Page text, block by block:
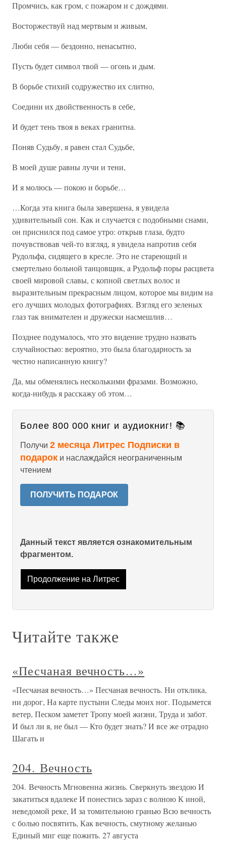
Промчись, как гром, с пожаром и с дождями.
Восторжествуй над мертвым и живым,
Люби себя — бездонно, ненасытно,
Пусть будет символ твой — огонь и дым.
В борьбе стихий содружество их слитно,
Соедини их двойственность в себе,
И будет тень твоя в веках гранитна.
Поняв Судьбу, я равен стал Судьбе,
В моей душе равны лучи и тени,
И я молюсь — покою и борьбе…
…Когда эта книга была завершена, я увидела
удивительный сон. Как и случается с подобными снами,
он приснился под самое утро: открыв глаза, будто
почувствовав чей-то взгляд, я увидела напротив себя
Рудольфа, сидящего в кресле. Это не стареющий и
смертельно больной танцовщик, а Рудольф поры расцвета
своей мировой славы, с копной светлых волос и
выразительным прекрасным лицом, которое мы видим на
его лучших молодых фотографиях. Взгляд его зеленых
глаз так внимателен и дружески насмешлив…
Позднее подумалось, что это видение трудно назвать
случайностью: вероятно, это была благодарность за
честно написанную книгу?
Да, мы обменялись несколькими фразами. Возможно,
когда-нибудь я расскажу об этом…
Более 800 000 книг и аудиокниг! 📚
Получи 2 месяца Литрес Подписки в
подарок и наслаждайся неограниченным
чтением
ПОЛУЧИТЬ ПОДАРОК
Данный текст является ознакомительным
фрагментом.
Продолжение на Литрес
Читайте также
«Песчаная вечность…»
«Песчаная вечность…» Песчаная вечность. Ни отклика,
ни дорог, На карте пустыни Следы моих ног. Подымется
ветер, Песком заметет Тропу моей жизни, Труда и забот.
И был ли я, не был — Кто будет знать? И все же отрадно
Шагать и
204. Вечность
204. Вечность Мгновенна жизнь. Сверкнуть звездою И
закатиться вдалеке И понестись зараз с волною К иной,
неведомой реке, И за томительною гранью Всю вечность
с болью посвятить, Как вечность, смутному желанью
Единый миг еще пожить. 27 августа